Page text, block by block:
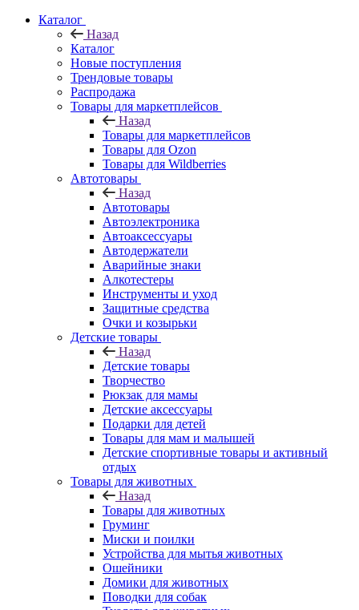
Каталог
Назад
Каталог
Новые поступления
Трендовые товары
Распродажа
Товары для маркетплейсов
Назад
Товары для маркетплейсов
Товары для Ozon
Товары для Wildberries
Автотовары
Назад
Автотовары
Автоэлектроника
Автоаксессуары
Автодержатели
Аварийные знаки
Алкотестеры
Инструменты и уход
Защитные средства
Очки и козырьки
Детские товары
Назад
Детские товары
Творчество
Рюкзак для мамы
Детские аксессуары
Подарки для детей
Товары для мам и малышей
Детские спортивные товары и активный
отдых
Товары для животных
Назад
Товары для животных
Груминг
Миски и поилки
Устройства для мытья животных
Ошейники
Домики для животных
Поводки для собак